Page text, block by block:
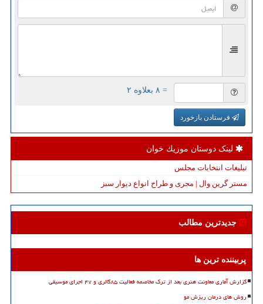
= ۸ بعلاوه ۲
فرستادن بازخورد
لینک دوستان موزیك خوان
تبلیغات انتخابات مجلس
مستر گرین وال | مجری و طراح انواع دیوار سبز
جدیدترین مطالب
پربیننده ترین ها
گزارش آماری معاونت هنری بعد از ترک مخاصمه فعالیت ۸۵گالری و ۴۷ اجرای موسیقی
روش های درمان ریزش مو